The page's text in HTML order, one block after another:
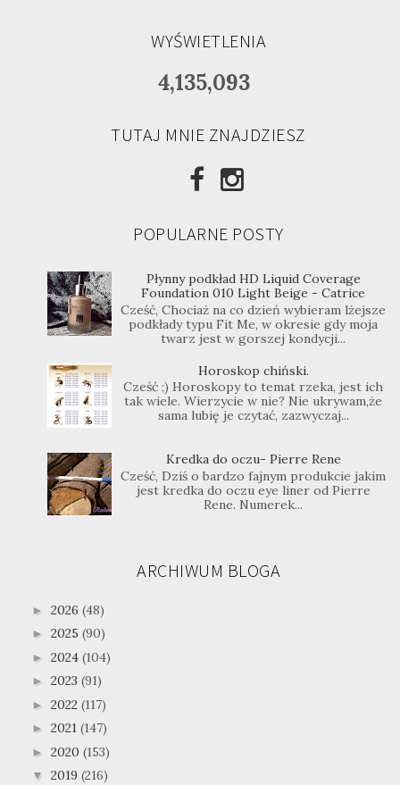
WYŚWIETLENIA
4,135,093
TUTAJ MNIE ZNAJDZIESZ
POPULARNE POSTY
Płynny podkład HD Liquid Coverage
Foundation 010 Light Beige - Catrice
Cześć, Chociaż na co dzień wybieram lżejsze
podkłady typu Fit Me, w okresie gdy moja
twarz jest w gorszej kondycji...
Horoskop chiński.
Cześć ;) Horoskopy to temat rzeka, jest ich
tak wiele. Wierzycie w nie? Nie ukrywam,że
sama lubię je czytać, zazwyczaj...
Kredka do oczu- Pierre Rene
Cześć, Dziś o bardzo fajnym produkcie jakim
jest kredka do oczu eye liner od Pierre
Rene. Numerek...
ARCHIWUM BLOGA
► 2026 (48)
► 2025 (90)
► 2024 (104)
► 2023 (91)
► 2022 (117)
► 2021 (147)
► 2020 (153)
▼ 2019 (216)